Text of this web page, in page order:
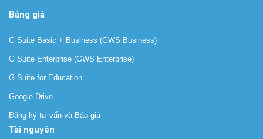
Bảng giá
G Suite Basic + Business (GWS Business)
G Suite Enterprise (GWS Enterprise)
G Suite for Education
Google Drive
Đăng ký tư vấn và Báo giá
Tài nguyên